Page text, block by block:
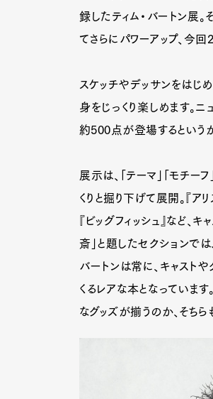
録したティム・バートン展
てさらにパワーアップ、今
スケッチやデッサンをはじ
身をじっくり楽しめます。
約500点が登場するという
展示は、「テーマ」「モチー
くりと掘り下げて展開。『アリ
『ビッグフィッシュ』など、
斎」と題したセクションで
バートンは常に、キャスト
くるレアな本となっていま
なグッズが揃うのか、そち